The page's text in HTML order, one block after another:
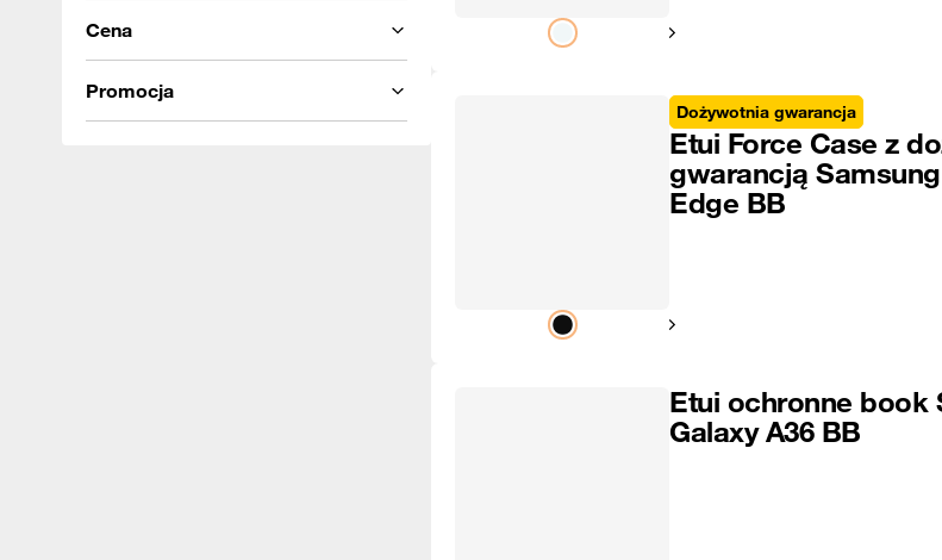
Cena
Promocja
Pokaż następny
Pokaż następny
Dożywotnia gwarancja
Etui Force Case z
gwarancją
Edge BB
Etui ochronne book
Galaxy A36 BB